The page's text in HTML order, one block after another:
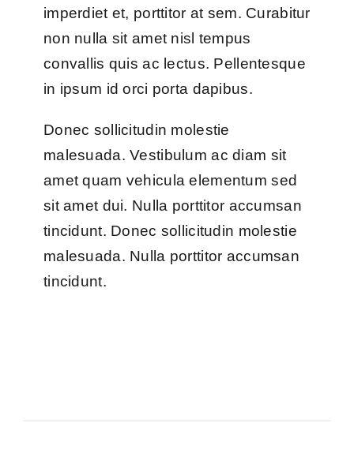
imperdiet et, porttitor at sem. Curabitur
non nulla sit amet nisl tempus
convallis quis ac lectus. Pellentesque
in ipsum id orci porta dapibus.
Donec sollicitudin molestie
malesuada. Vestibulum ac diam sit
amet quam vehicula elementum sed
sit amet dui. Nulla porttitor accumsan
tincidunt. Donec sollicitudin molestie
malesuada. Nulla porttitor accumsan
tincidunt.